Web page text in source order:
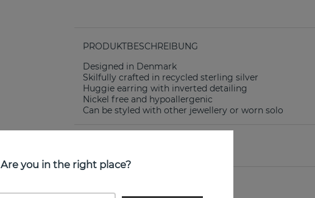
PRODUKTBESCHREIBUNG
Designed in Denmark
Skilfully crafted in recycled sterling silver
Huggie earring with inverted detailing
Nickel free and hypoallergenic
Can be styled with other jewellery or worn solo
Are you in the right place?